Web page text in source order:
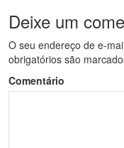
Deixe um
O seu endereço de e-
obrigatórios são
Comentário